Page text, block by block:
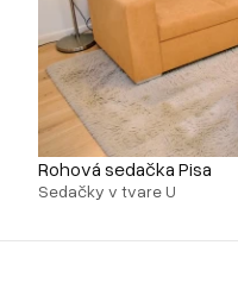
Rohová sedačka Pisa
Sedačky v tvare U